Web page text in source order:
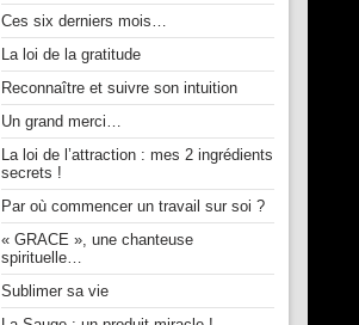
Ces six derniers mois…
La loi de la gratitude
Reconnaître et suivre son intuition
Un grand merci…
La loi de l’attraction : mes 2 ingrédients
secrets !
Par où commencer un travail sur soi ?
« GRACE », une chanteuse
spirituelle…
Sublimer sa vie